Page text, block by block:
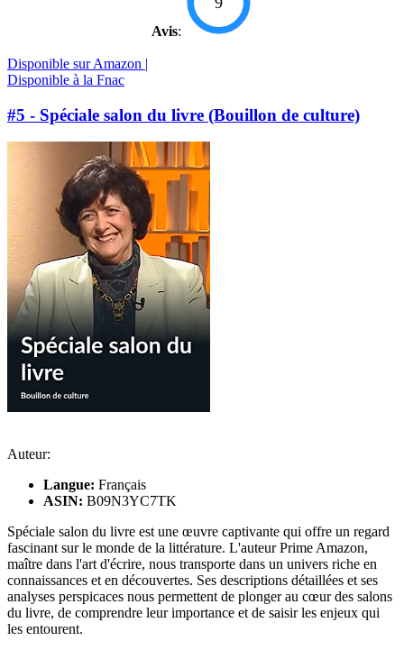
Avis:
Disponible sur Amazon |
Disponible à la Fnac
#5 - Spéciale salon du livre (Bouillon de culture)
Auteur:
Langue: Français
ASIN: B09N3YC7TK
Spéciale salon du livre est une œuvre captivante qui offre un regard
fascinant sur le monde de la littérature. L'auteur Prime Amazon,
maître dans l'art d'écrire, nous transporte dans un univers riche en
connaissances et en découvertes. Ses descriptions détaillées et ses
analyses perspicaces nous permettent de plonger au cœur des salons
du livre, de comprendre leur importance et de saisir les enjeux qui
les entourent.